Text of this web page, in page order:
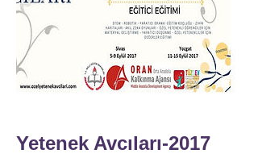
Yetenek Avcıları-2017